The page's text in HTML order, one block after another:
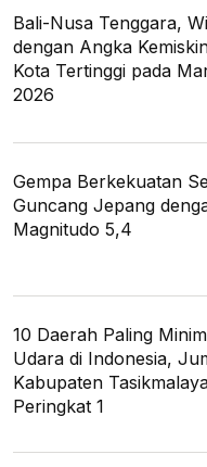
Bali-Nusa Tenggara,
dengan Angka
Kota Tertinggi pada
2026
Gempa Berkekuatan
Guncang Jepang
Magnitudo 5,4
10 Daerah Paling
Udara di Indonesia,
Kabupaten
Peringkat 1